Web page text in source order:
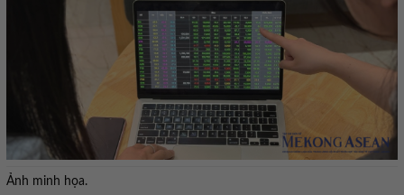
Ảnh minh họa.